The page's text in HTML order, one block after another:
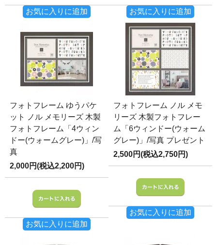
お気に入りに追加 お気に入りに追加
フォトフレーム ゆうパケ
ット ノル メモリーズ 木製
フォトフレーム「4ウィン
ドー(ウォームグレー)」/写
真
2,000円(税込2,200円)
お気に入りに追加
フォトフレーム ノル メモ
リーズ 木製フォトフレー
ム「6ウィンドー(ウォーム
グレー)」/写真 プレゼント
2,500円(税込2,750円)
お気に入りに追加